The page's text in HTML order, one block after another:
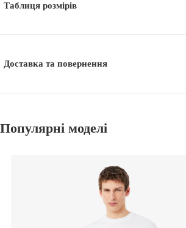
Таблиця розмірів
Доставка та повернення
Популярні моделі